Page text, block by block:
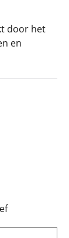
door het
en